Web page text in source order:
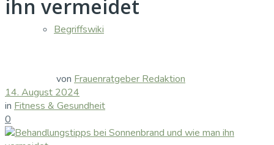
Begriffswiki
ihn vermeidet
von Frauenratgeber Redaktion
14. August 2024
in Fitness & Gesundheit
0